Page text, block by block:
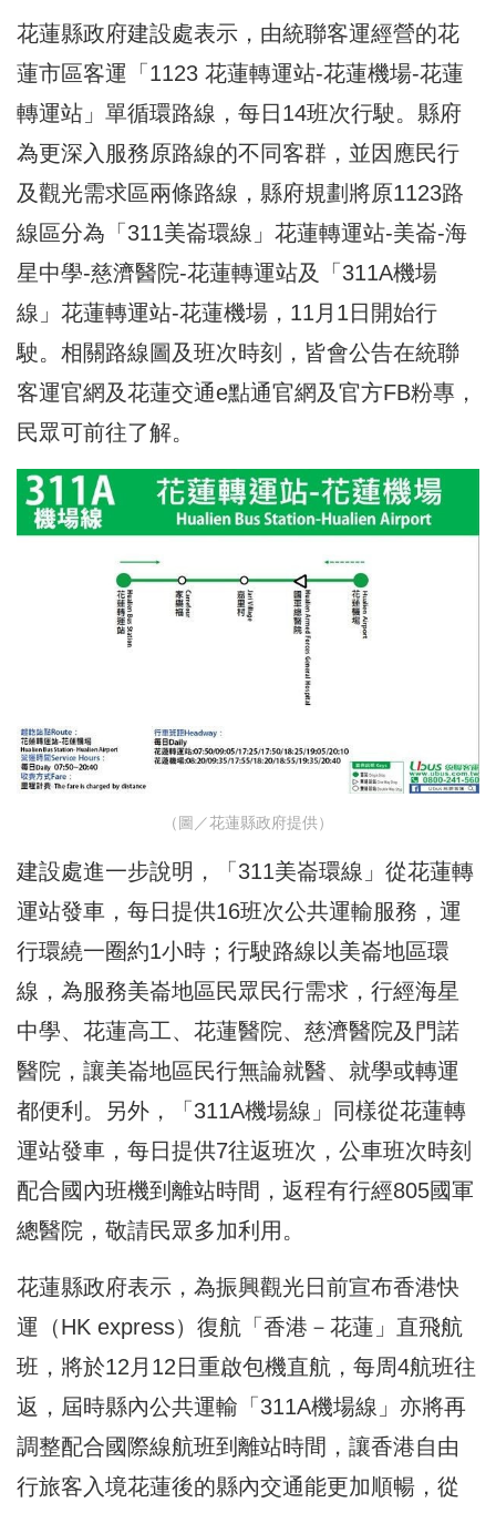
花蓮縣政府建設處表示，由統聯客運經營的花
蓮市區客運「1123 花蓮轉運站-花蓮機場-花蓮
轉運站」單循環路線，每日14班次行駛。縣府
為更深入服務原路線的不同客群，並因應民行
及觀光需求區兩條路線，縣府規劃將原1123路
線區分為「311美崙環線」花蓮轉運站-美崙-海
星中學-慈濟醫院-花蓮轉運站及「311A機場
線」花蓮轉運站-花蓮機場，11月1日開始行
駛。相關路線圖及班次時刻，皆會公告在統聯
客運官網及花蓮交通e點通官網及官方FB粉專，
民眾可前往了解。
（圖／花蓮縣政府提供）
建設處進一步說明，「311美崙環線」從花蓮轉
運站發車，每日提供16班次公共運輸服務，運
行環繞一圈約1小時；行駛路線以美崙地區環
線，為服務美崙地區民眾民行需求，行經海星
中學、花蓮高工、花蓮醫院、慈濟醫院及門諾
醫院，讓美崙地區民行無論就醫、就學或轉運
都便利。另外，「311A機場線」同樣從花蓮轉
運站發車，每日提供7往返班次，公車班次時刻
配合國內班機到離站時間，返程有行經805國軍
總醫院，敬請民眾多加利用。
花蓮縣政府表示，為振興觀光日前宣布香港快
運（HK express）復航「香港－花蓮」直飛航
班，將於12月12日重啟包機直航，每周4航班往
返，屆時縣內公共運輸「311A機場線」亦將再
調整配合國際線航班到離站時間，讓香港自由
行旅客入境花蓮後的縣內交通能更加順暢，從